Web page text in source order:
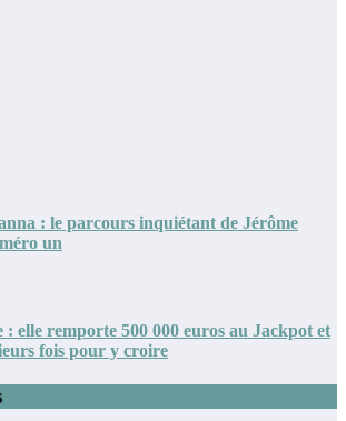
: le parcours inquiétant de Jérôme
un
elle remporte 500 000 euros au Jackpot et
fois pour y croire